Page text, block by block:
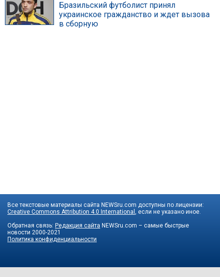
Бразильский футболист принял
украинское гражданство и ждет вызова
в сборную
Все текстовые материалы сайта NEWSru.com доступны по лицензии:
Creative Commons Attribution 4.0 International
, если не указано иное.
Обратная связь: Редакция сайта NEWSru.com – самые быстрые
новости 2000-2021
Политика конфиденциальности